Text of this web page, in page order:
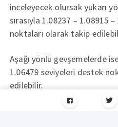
inceleyecek olursak yukarı
sırasıyla 1.08237 – 1.08915
noktaları olarak takip
Aşağı yönlü gevşemelerde
1.06479 seviyeleri destek
edilebilir.